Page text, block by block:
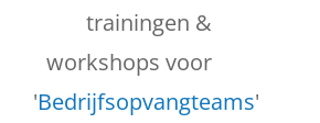
trainingen &
workshops voor
'Bedrijfsopvangteams'